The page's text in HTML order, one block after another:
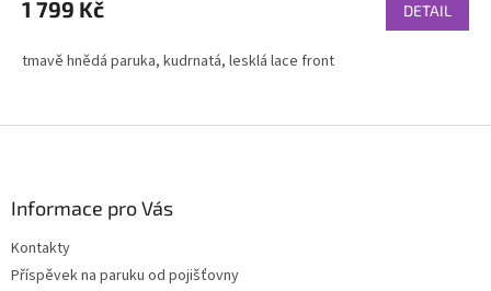
1 799 Kč DETAIL
tmavě hnědá paruka, kudrnatá, lesklá lace front
Informace pro Vás
Kontakty
Příspěvek na paruku od pojišťovny